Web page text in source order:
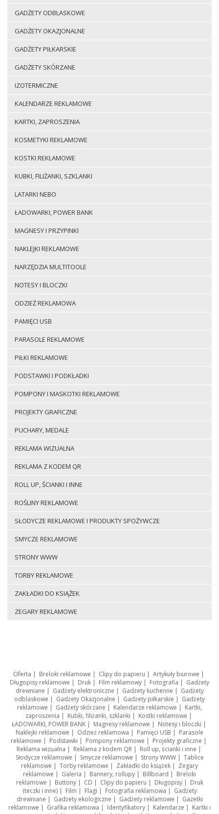
GADŻETY ODBLASKOWE
GADŻETY OKAZJONALNE
GADŻETY PIŁKARSKIE
GADŻETY SKÓRZANE
IZOTERMICZNE
KALENDARZE REKLAMOWE
KARTKI, ZAPROSZENIA
KOSMETYKI REKLAMOWE
KOSTKI REKLAMOWE
KUBKI, FILIŻANKI, SZKLANKI
LATARKI NEBO
ŁADOWARKI, POWER BANK
MAGNESY I PRZYPINKI
NAKLEJKI REKLAMOWE
NARZĘDZIA MULTITOOLE
NOTESY I BLOCZKI
ODZIEŻ REKLAMOWA
PAMIĘCI USB
PARASOLE REKLAMOWE
PIŁKI REKLAMOWE
PODSTAWKI I PODKŁADKI
POMPONY I MASKOTKI REKLAMOWE
PROJEKTY GRAFICZNE
PUCHARY, MEDALE
REKLAMA WIZUALNA
REKLAMA Z KODEM QR
ROLL UP, ŚCIANKI I INNE
ROŚLINY REKLAMOWE
SŁODYCZE REKLAMOWE I PRODUKTY SPOŻYWCZE
SMYCZE REKLAMOWE
STRONY WWW
TORBY REKLAMOWE
ZAKŁADKI DO KSIĄŻEK
ZEGARY REKLAMOWE
Oferta | Breloki reklamowe | Clipy do papieru | Artykuły biurowe |
Długopisy reklamowe | Druk | Film reklamowy | Fotografia | Gadżety
drewniane | Gadżety elektroniczne | Gadżety kuchenne | Gadżety
odblaskowe | Gadżety Okazjonalne | Gadżety piłkarskie | Gadżety
reklamowe | Gadżety skórzane | Kalendarze reklamowe | Kartki,
zaproszenia | Kubki, filiżanki, szklanki | Kostki reklamowe |
ŁADOWARKI, POWER BANK| Magnesy reklamowe | Notesy i bloczki |
Naklejki reklamowe | Odzież reklamowa | Pamięci USB | Parasole
reklamowe | Podstawki | Pompony reklamowe | Projekty graficzne |
Reklama wizualna | Reklama z kodem QR| Roll up, ścianki i inne |
Słodycze reklamowe | Smycze reklamowe | Strony WWW| Tablice
reklamowe | Torby reklamowe | Zakładki do książek | Zegary
reklamowe | Galeria | Bannery, rollupy | Billboard | Breloki
reklamowe | Buttony| CD | Clipy do papieru | Długopisy| Druk
(teczki i inne)| Film | Flagi | Fotografia reklamowa | Gadżety
drewniane | Gadżety ekologiczne | Gadżety reklamowe | Gazetki
reklamowe | Grafika reklamowa | Identyfikatory | Kalendarze | Kartki i